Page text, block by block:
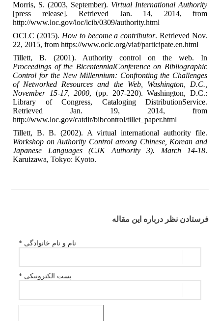
Morris, S. (2003, September). Virtual International Authority
[press release]. Retrieved Jan. 14, 2014, from
http://www.loc.gov/loc/lcib/0309/authority.html
OCLC (2015). How to become a contributor. Retrieved Nov.
22, 2015, from https://www.oclc.org/viaf/participate.en.html
Tillett, B. (2001). Authority control on the web. In
Proceedings of the BicentennialConference on Bibliographic
Control for the New Millennium: Confronting the Challenges
of Networked Resources and the Web, Washington, D.C.,
November 15-17, 2000, (pp. 207-220). Washington, D.C.:
Library of Congress, Cataloging DistributionService.
Retrieved Jan. 19, 2014, from
http://www.loc.gov/catdir/bibcontrol/tillet_paper.html
Tillett, B. B. (2002). A virtual international authority file.
Workshop on Authority Control among Chinese, Korean and
Japanese Languages
(CJK Authority 3). March 14-18.
Karuizawa, Tokyo: Kyoto.
فرستادن نظر درباره این مقاله
نام و نام خانوادگی *
پست الکترونیکی *